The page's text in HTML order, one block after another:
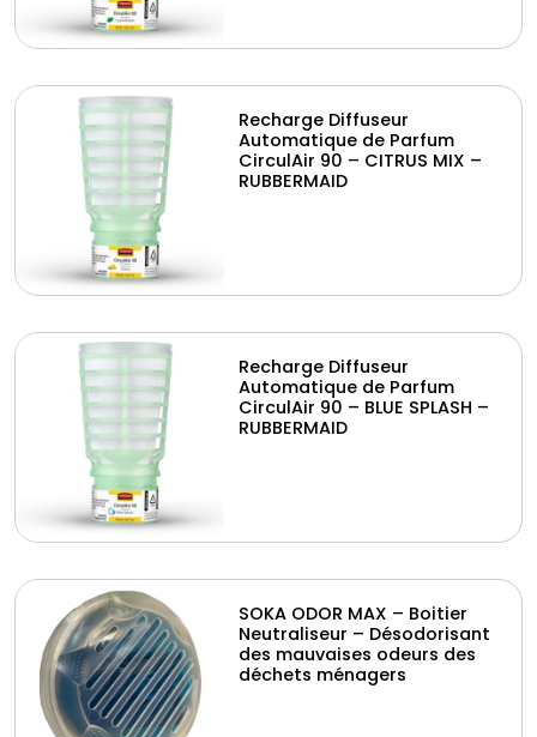
Recharge Diffuseur
Automatique de Parfum
CirculAir 90 – CITRUS MIX –
RUBBERMAID
Recharge Diffuseur
Automatique de Parfum
CirculAir 90 – BLUE SPLASH –
RUBBERMAID
SOKA ODOR MAX – Boitier
Neutraliseur – Désodorisant
des mauvaises odeurs des
déchets ménagers